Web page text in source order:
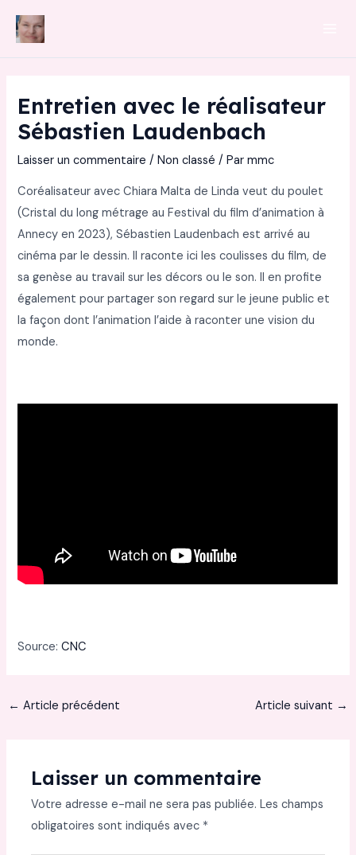
Entretien avec le réalisateur
Sébastien Laudenbach
Laisser un commentaire /Non classé / Parmmc
Coréalisateur avec Chiara Malta de Linda veut du poulet
(Cristal du long métrage au Festival du film d’animation à
Annecy en 2023), Sébastien Laudenbach est arrivé au
cinéma par le dessin. Il raconte ici les coulisses du film, de
sa genèse au travail sur les décors ou le son. Il en profite
également pour partager son regard sur le jeune public et
la façon dont l’animation l’aide à raconter une vision du
monde.
Source:CNC
← Article précédent Article suivant →
Laisser un commentaire
Votre adresse e-mail ne sera pas publiée. Les champs
obligatoires sont indiqués avec *